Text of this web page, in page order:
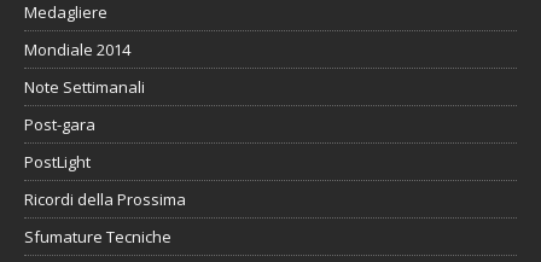
Medagliere
Mondiale 2014
Note Settimanali
Post-gara
PostLight
Ricordi della Prossima
Sfumature Tecniche